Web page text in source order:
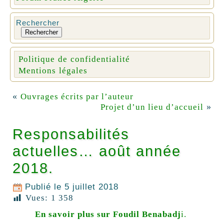
Rechercher
Rechercher
Politique de confidentialité
Mentions légales
« Ouvrages écrits par l’auteur
Projet d’un lieu d’accueil »
Responsabilités
actuelles… août année
2018.
Publié le 5 juillet 2018
Vues: 1 358
En savoir plus sur Foudil Benabadji.